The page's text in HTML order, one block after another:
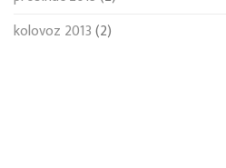
kolovoz 2013(2)